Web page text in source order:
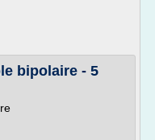
bipolaire - 5